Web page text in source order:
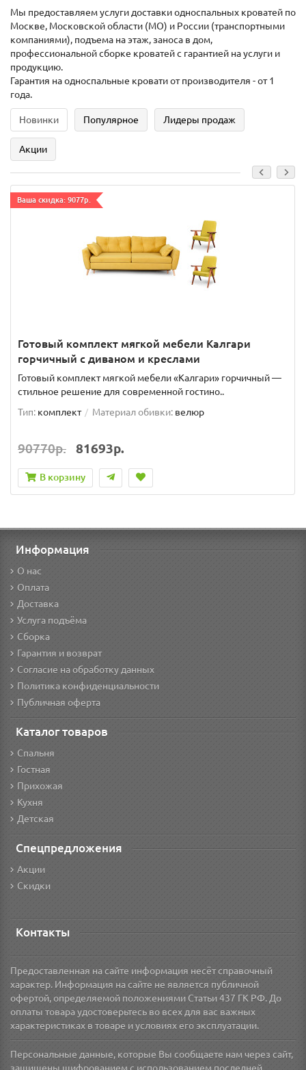
Мы предоставляем услуги доставки односпальных кроватей по
Москве, Московской области (МО) и России (транспортными
компаниями), подъема на этаж, заноса в дом,
профессиональной сборке кроватей с гарантией на услуги и
продукцию.
Гарантия на односпальные кровати от производителя - от 1
года.
Новинки Популярное Лидеры продаж
Акции
Ваша скидка: 9077р.
Готовый комплект мягкой мебели Калгари
горчичный с диваном и креслами
Готовый комплект мягкой мебели «Калгари» горчичный —
стильное решение для современной гостино..
Тип: комплект Материал обивки: велюр
90770р. 81693р.
В корзину
Информация
О нас
Оплата
Доставка
Услуга подъёма
Сборка
Гарантия и возврат
Согласие на обработку данных
Политика конфиденциальности
Публичная оферта
Каталог товаров
Спальня
Гостная
Прихожая
Кухня
Детская
Спецпредложения
Акции
Скидки
Контакты
Предоставленная на сайте информация несёт справочный
характер. Информация на сайте не является публичной
офертой, определяемой положениями Статьи 437 ГК РФ. До
оплаты товара удостоверьтесь во всех для вас важных
характеристиках в товаре и условиях его эксплуатации.
Персональные данные, которые Вы сообщаете нам через сайт,